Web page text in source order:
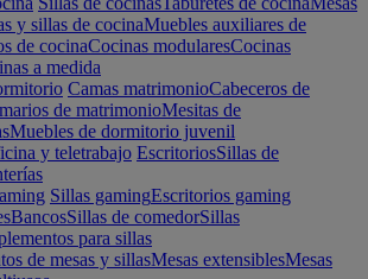
y sillas de cocinaMuebles auxiliares de
de cocinaCocinas modularesCocinas
a medida
Camas matrimonioCabeceros de
de matrimonioMesitas de
Muebles de dormitorio juvenil
y teletrabajo EscritoriosSillas de
Sillas gamingEscritorios gaming
BancosSillas de comedorSillas
para sillas
de mesas y sillasMesas extensiblesMesas